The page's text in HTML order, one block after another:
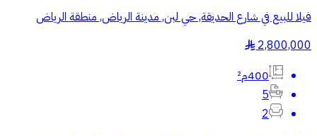
فيلا للبيع في شارع الحديقة, حي لبن, مدينة الرياض, منطقة الرياض
2,800,000
§
400م²
5
2